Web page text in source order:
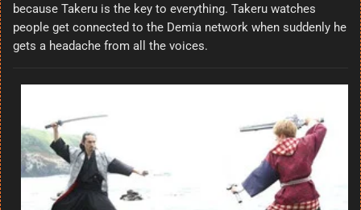
because Takeru is the key to everything. Takeru watches
people get connected to the Demia network when suddenly he
gets a headache from all the voices.